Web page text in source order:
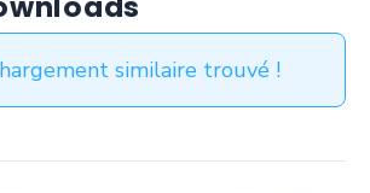
similaire trouvé !